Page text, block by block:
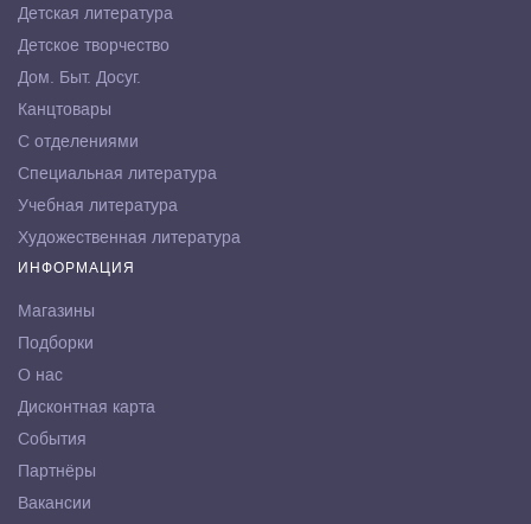
Детская литература
Детское творчество
Дом. Быт. Досуг.
Канцтовары
С отделениями
Специальная литература
Учебная литература
Художественная литература
ИНФОРМАЦИЯ
Магазины
Подборки
О нас
Дисконтная карта
События
Партнёры
Вакансии